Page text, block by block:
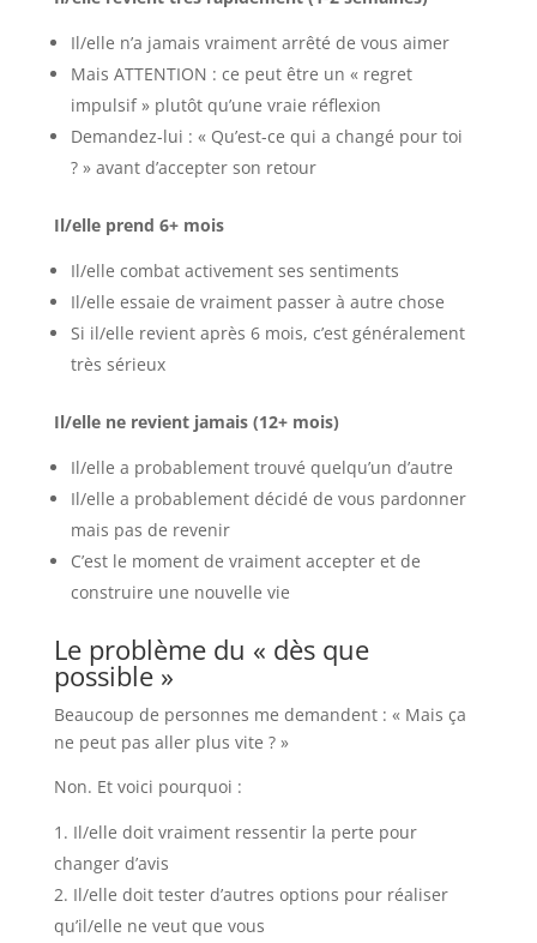
Il/elle n’a jamais vraiment arrêté de vous aimer
Mais ATTENTION : ce peut être un « regret
impulsif » plutôt qu’une vraie réflexion
Demandez-lui : « Qu’est-ce qui a changé pour toi
? » avant d’accepter son retour
Il/elle prend 6+ mois
Il/elle combat activement ses sentiments
Il/elle essaie de vraiment passer à autre chose
Si il/elle revient après 6 mois, c’est généralement
très sérieux
Il/elle ne revient jamais (12+ mois)
Il/elle a probablement trouvé quelqu’un d’autre
Il/elle a probablement décidé de vous pardonner
mais pas de revenir
C’est le moment de vraiment accepter et de
construire une nouvelle vie
Le problème du « dès que
possible »
Beaucoup de personnes me demandent : « Mais ça
ne peut pas aller plus vite ? »
Non. Et voici pourquoi :
Il/elle doit vraiment ressentir la perte pour
changer d’avis
Il/elle doit tester d’autres options pour réaliser
qu’il/elle ne veut que vous